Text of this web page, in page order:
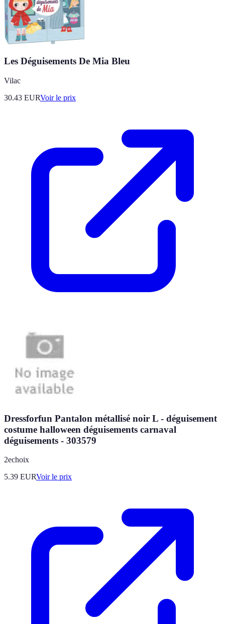
Les Déguisements De Mia Bleu
Vilac
30.43 EURVoir le prix
Dressforfun Pantalon métallisé noir L - déguisement
costume halloween déguisements carnaval
déguisements - 303579
2echoix
5.39 EURVoir le prix